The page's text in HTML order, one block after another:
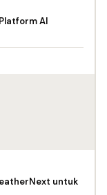
AI
untuk